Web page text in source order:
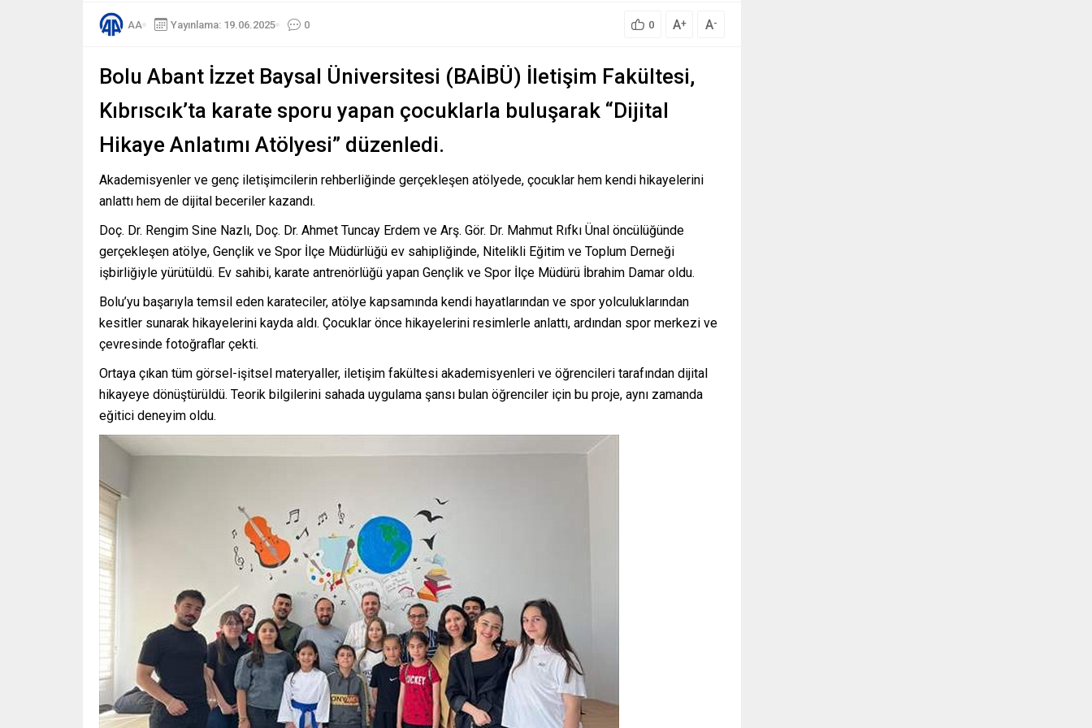
AA Yayınlama: 19.06.2025 0 0 A+ A-
Bolu Abant İzzet Baysal Üniversitesi (BAİBÜ) İletişim Fakültesi,
Kıbrıscık’ta karate sporu yapan çocuklarla buluşarak “Dijital
Hikaye Anlatımı Atölyesi” düzenledi.
Akademisyenler ve genç iletişimcilerin rehberliğinde gerçekleşen atölyede, çocuklar hem kendi hikayelerini
anlattı hem de dijital beceriler kazandı.
Doç. Dr. Rengim Sine Nazlı, Doç. Dr. Ahmet Tuncay Erdem ve Arş. Gör. Dr. Mahmut Rıfkı Ünal öncülüğünde
gerçekleşen atölye, Gençlik ve Spor İlçe Müdürlüğü ev sahipliğinde, Nitelikli Eğitim ve Toplum Derneği
işbirliğiyle yürütüldü. Ev sahibi, karate antrenörlüğü yapan Gençlik ve Spor İlçe Müdürü İbrahim Damar oldu.
Bolu’yu başarıyla temsil eden karateciler, atölye kapsamında kendi hayatlarından ve spor yolculuklarından
kesitler sunarak hikayelerini kayda aldı. Çocuklar önce hikayelerini resimlerle anlattı, ardından spor merkezi ve
çevresinde fotoğraflar çekti.
Ortaya çıkan tüm görsel-işitsel materyaller, iletişim fakültesi akademisyenleri ve öğrencileri tarafından dijital
hikayeye dönüştürüldü. Teorik bilgilerini sahada uygulama şansı bulan öğrenciler için bu proje, aynı zamanda
eğitici deneyim oldu.